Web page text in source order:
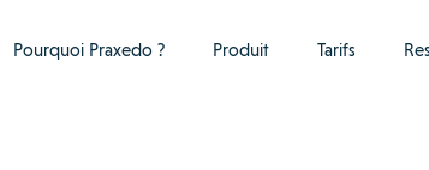
Pourquoi Praxedo ? Produit Tarifs